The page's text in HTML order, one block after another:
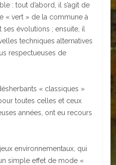
: tout d’abord, il s’agit de
« vert » de la commune à
évolutions ; ensuite, il
techniques alternatives
respectueuses de
« classiques »
toutes celles et ceux
années, ont eu recours
environnementaux, qui
simple effet de mode «